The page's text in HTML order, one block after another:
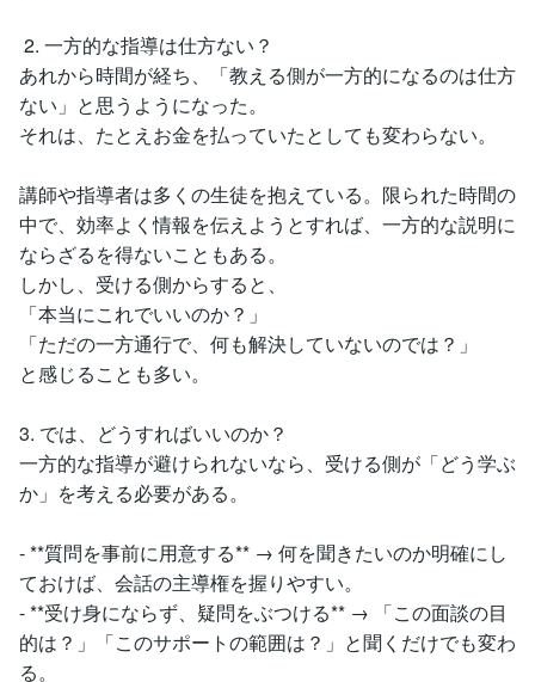
2. 一方的な指導は仕方ない？
あれから時間が経ち、「教える側が一方的になるのは仕方
ない」と思うようになった。
それは、たとえお金を払っていたとしても変わらない。
講師や指導者は多くの生徒を抱えている。限られた時間の
中で、効率よく情報を伝えようとすれば、一方的な説明に
ならざるを得ないこともある。
しかし、受ける側からすると、
「本当にこれでいいのか？」
「ただの一方通行で、何も解決していないのでは？」
と感じることも多い。
3. では、どうすればいいのか？
一方的な指導が避けられないなら、受ける側が「どう学ぶ
か」を考える必要がある。
- **質問を事前に用意する** → 何を聞きたいのか明確にし
ておけば、会話の主導権を握りやすい。
- **受け身にならず、疑問をぶつける** → 「この面談の目
的は？」「このサポートの範囲は？」と聞くだけでも変わ
る。